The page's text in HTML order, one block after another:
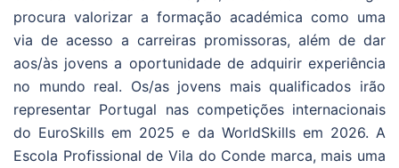
procura valorizar a formação académica como uma
via de acesso a carreiras promissoras, além de dar
aos/às jovens a oportunidade de adquirir experiência
no mundo real. Os/as jovens mais qualificados irão
representar Portugal nas competições internacionais
do EuroSkills em 2025 e da WorldSkills em 2026. A
Escola Profissional de Vila do Conde marca, mais uma